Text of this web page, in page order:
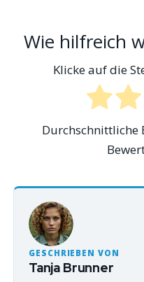
Wie hilfreich
Klicke auf die
Durchschnittliche
GESCHRIEBEN VON
Tanja Brunner